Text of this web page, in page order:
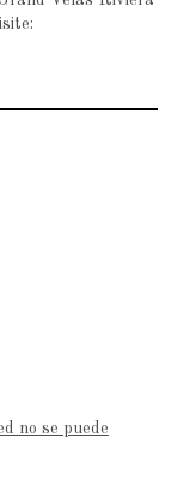
no se puede